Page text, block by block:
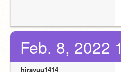
Feb. 8, 2022
hirayuu1414